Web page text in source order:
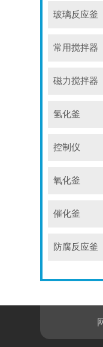
玻璃反应釜
常用搅拌器
磁力搅拌器
氢化釜
控制仪
氧化釜
催化釜
防腐反应釜